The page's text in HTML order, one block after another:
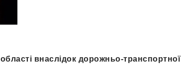
внаслідок дорожньо-